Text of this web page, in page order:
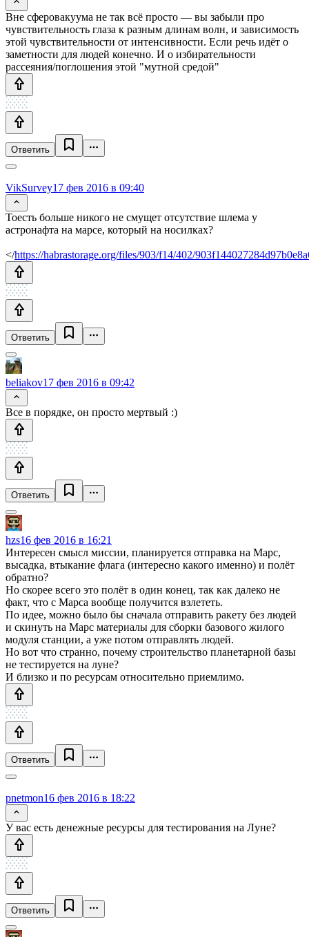
Вне сферовакуума не так всё просто — вы забыли про
чувствительность глаза к разным длинам волн, и зависимость
этой чувствительности от интенсивности. Если речь идёт о
заметности для людей конечно. И о избирательности
рассеяния/поглошения этой "мутной средой"
Ответить
VikSurvey17 фев 2016 в 09:40
Тоесть больше никого не смущет отсутствие шлема у
астронафта на марсе, который на носилках?
</https://habrastorage.org/files/903/f14/402/
Ответить
beliakov17 фев 2016 в 09:42
Все в порядке, он просто мертвый :)
Ответить
hzs16 фев 2016 в 16:21
Интересен смысл миссии, планируется отправка на Марс,
высадка, втыкание флага (интересно какого именно) и полёт
обратно?
Но скорее всего это полёт в один конец, так как далеко не
факт, что с Марса вообще получится взлететь.
По идее, можно было бы сначала отправить ракету без людей
и скинуть на Марс материалы для сборки базового жилого
модуля станции, а уже потом отправлять людей.
Но вот что странно, почему строительство планетарной базы
не тестируется на луне?
И близко и по ресурсам относительно приемлимо.
Ответить
pnetmon16 фев 2016 в 18:22
У вас есть денежные ресурсы для тестирования на Луне?
Ответить